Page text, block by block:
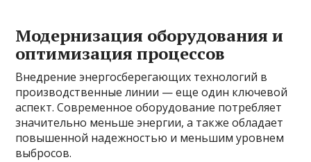
Модернизация оборудования и
оптимизация процессов
Внедрение энергосберегающих технологий в
производственные линии — еще один ключевой
аспект. Современное оборудование потребляет
значительно меньше энергии, а также обладает
повышенной надежностью и меньшим уровнем
выбросов.